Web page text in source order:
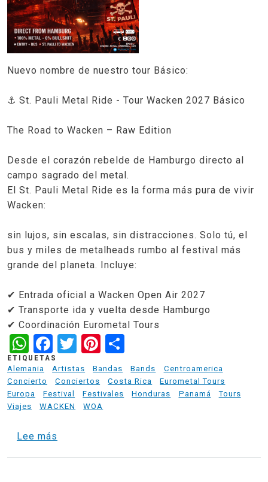
Nuevo nombre de nuestro tour Básico:
⚓ St. Pauli Metal Ride - Tour Wacken 2027 Básico
The Road to Wacken – Raw Edition
Desde el corazón rebelde de Hamburgo directo al
campo sagrado del metal.
El St. Pauli Metal Ride es la forma más pura de vivir
Wacken:
sin lujos, sin escalas, sin distracciones. Solo tú, el
bus y miles de metalheads rumbo al festival más
grande del planeta. Incluye:
✔ Entrada oficial a Wacken Open Air 2027
✔ Transporte ida y vuelta desde Hamburgo
✔ Coordinación Eurometal Tours
WhatsApp
Facebook
TwitterPinterest
ETIQUETAS
Alemania
Artistas Bandas Bands
Centroamerica
Concierto
Conciertos Costa Rica
Eurometal Tours
Europa
Festival Festivales Honduras Panamá
Tours
Viajes
WACKEN WOA
Lee más